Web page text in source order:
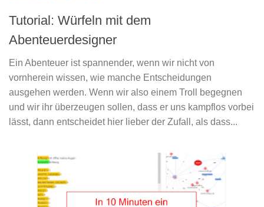
Tutorial: Würfeln mit dem
Abenteuerdesigner
Ein Abenteuer ist spannender, wenn wir nicht von
vornherein wissen, wie manche Entscheidungen
ausgehen werden. Wenn wir also einem Troll begegnen
und wir ihr überzeugen sollen, dass er uns kampflos vorbei
lässt, dann entscheidet hier lieber der Zufall, als dass...